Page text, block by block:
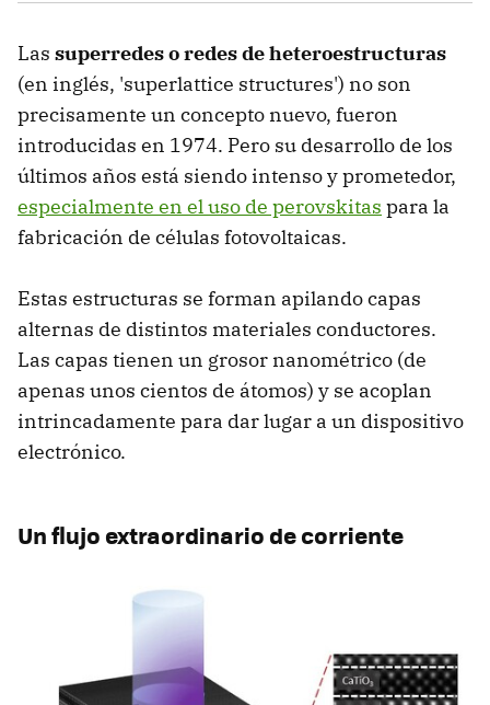
Las superredes o redes de heteroestructuras
(en inglés, 'superlattice structures') no son
precisamente un concepto nuevo, fueron
introducidas en 1974. Pero su desarrollo de los
últimos años está siendo intenso y prometedor,
especialmente en el uso de perovskitas para la
fabricación de células fotovoltaicas.
Estas estructuras se forman apilando capas
alternas de distintos materiales conductores.
Las capas tienen un grosor nanométrico (de
apenas unos cientos de átomos) y se acoplan
intrincadamente para dar lugar a un dispositivo
electrónico.
Un flujo extraordinario de corriente